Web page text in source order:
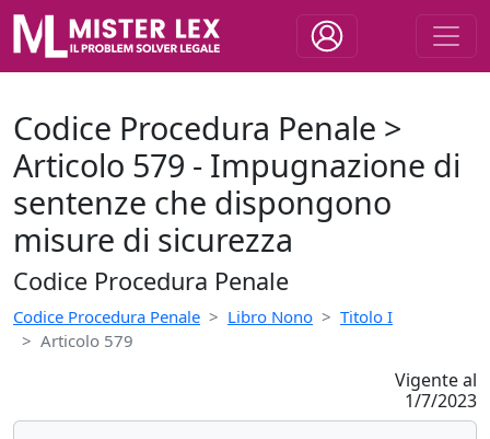
Codice Procedura Penale >
Articolo 579 - Impugnazione di
sentenze che dispongono
misure di sicurezza
Codice Procedura Penale
Codice Procedura Penale Libro Nono
Titolo I
Articolo 579
Vigente al
1/7/2023